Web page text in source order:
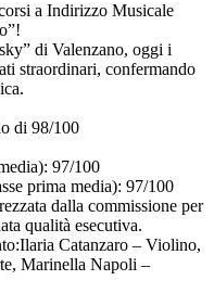
a Indirizzo Musicale
di Valenzano, oggi i
straordinari, confermando
di 98/100
97/100
prima media): 97/100
dalla commissione per
qualità esecutiva.
Catanzaro – Violino,
Marinella Napoli –